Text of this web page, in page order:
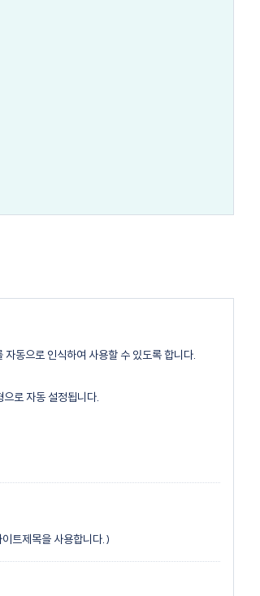
동으로 인식하여 사용할 수 있도록 합니다.
로 자동 설정됩니다.
트제목을 사용합니다.)